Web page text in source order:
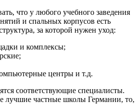
что у любого учебного заведения
и спальных корпусов есть
за которой нужен уход:
и комплексы;
центры и т.д.
соответствующие специалисты.
лучшие частные школы Германии, то,